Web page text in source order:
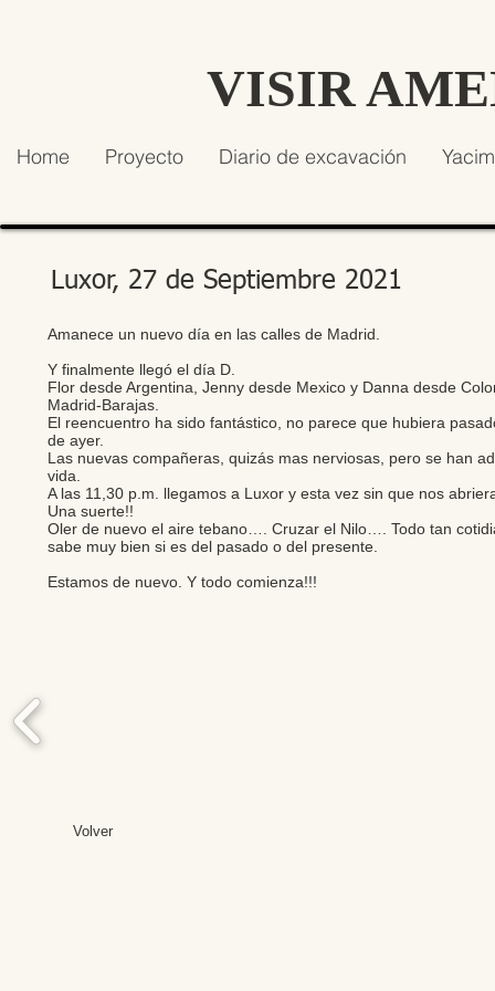
VISIR
Home Proyecto Diario de excavación
Luxor, 27 de Septiembre 2021
Amanece un nuevo día en las calles de Madrid.
Y finalmente llegó el día D.
Flor desde Argentina, Jenny desde Mexico y Danna desde
Madrid-Barajas.
El reencuentro ha sido fantástico, no parece que hubiera
de ayer.
Las nuevas compañeras, quizás mas nerviosas, pero se han
vida.
A las 11,30 p.m. llegamos a Luxor y esta vez sin que nos
Una suerte!!
Oler de nuevo el aire tebano…. Cruzar el Nilo…. Todo tan
sabe muy bien si es del pasado o del presente.
Estamos de nuevo. Y todo comienza!!!
Volver